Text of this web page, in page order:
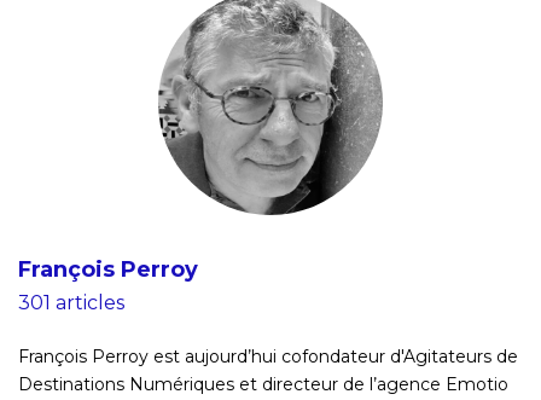
François Perroy
301 articles
François Perroy est aujourd’hui cofondateur d'Agitateurs de
Destinations Numériques et directeur de l’agence Emotio